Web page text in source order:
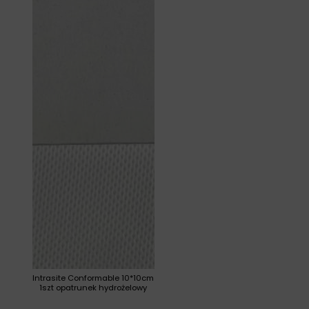
Intrasite Conformable 10*10cm
1szt opatrunek hydrożelowy